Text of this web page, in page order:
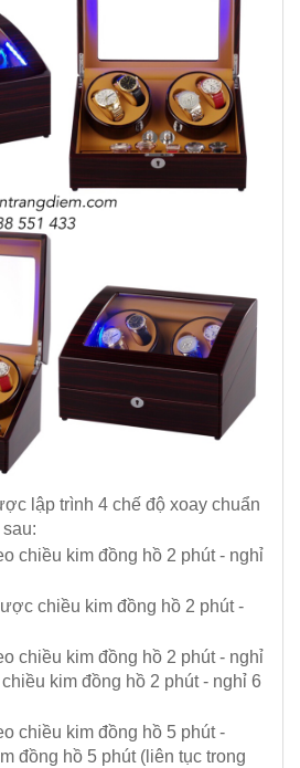
lập trình 4 chế độ xoay chuẩn
chiều kim đồng hồ 2 phút - nghỉ
chiều kim đồng hồ 2 phút -
chiều kim đồng hồ 2 phút - nghỉ
kim đồng hồ 2 phút - nghỉ 6
chiều kim đồng hồ 5 phút -
đồng hồ 5 phút (liên tục trong